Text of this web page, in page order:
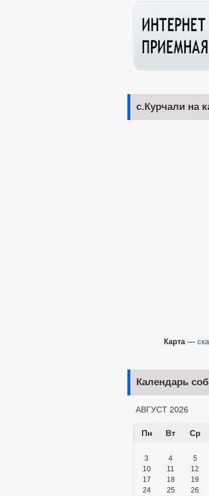
с.Курчали на
Карта —
Календарь
АВГУСТ 2026
Пн
Вт Ср
3
4 5
10
11 12
17
18 19
24
25 26